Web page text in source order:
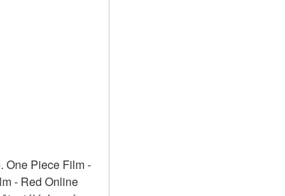
One Piece Film -
- Red Online